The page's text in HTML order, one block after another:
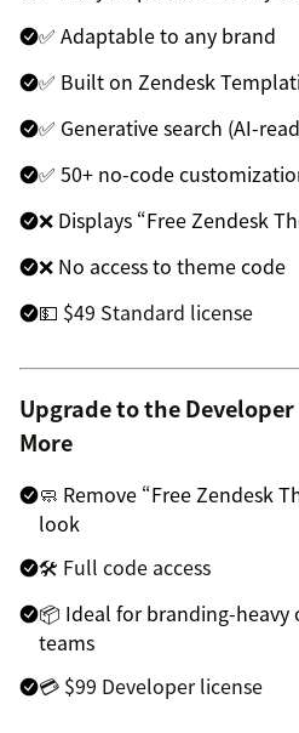
✅ Adaptable to any brand
✅ Built on Zendesk
✅ Generative search (AI-
✅ 50+ no-code
❌ Displays “Free Zendesk
❌ No access to theme code
💵 $49 Standard license
Upgrade to the Developer
More
🧼 Remove “Free Zendesk
look
🛠 Full code access
📦 Ideal for branding-heavy
teams
💳 $99 Developer license